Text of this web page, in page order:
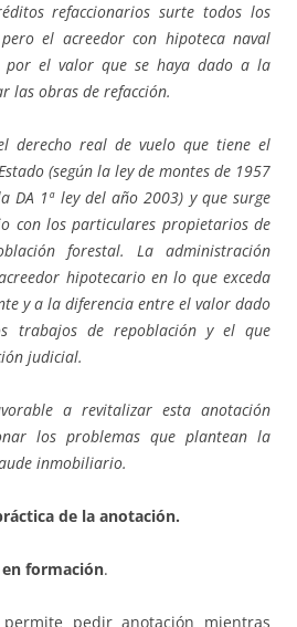
refaccionarios surte todos los
el acreedor con hipoteca naval
por el valor que se haya dado a la
las obras de refacción.
derecho real de vuelo que tiene el
(según la ley de montes de 1957
DA 1ª ley del año 2003) y que surge
con los particulares propietarios de
forestal. La administración
hipotecario en lo que exceda
y a la diferencia entre el valor dado
trabajos de repoblación y el que
judicial.
a revitalizar esta anotación
los problemas que plantean la
inmobiliario.
de la anotación.
formación.
pedir anotación mientras